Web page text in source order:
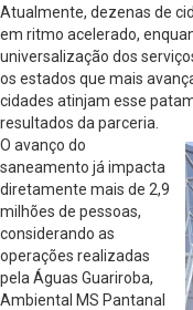
Atualmente, dezenas de
em ritmo acelerado,
universalização dos
os estados que mais
cidades atinjam esse
resultados da parceria.
O avanço do
saneamento já impacta
diretamente mais de 2,9
milhões de pessoas,
considerando as
operações realizadas
pela Águas Guariroba,
Ambiental MS Pantanal